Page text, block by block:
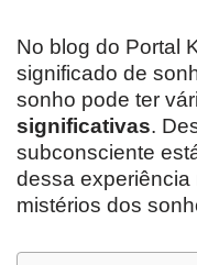
No blog do Portal
significado de
sonho pode ter
significativas.
subconsciente
dessa experiência
mistérios dos